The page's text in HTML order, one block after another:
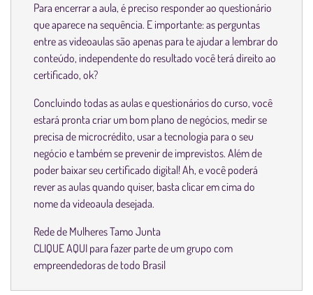
Para encerrar a aula, é preciso responder ao questionário
que aparece na sequência. E importante: as perguntas
entre as videoaulas são apenas para te ajudar a lembrar do
conteúdo, independente do resultado você terá direito ao
certificado, ok?
Concluindo todas as aulas e questionários do curso, você
estará pronta criar um bom plano de negócios, medir se
precisa de microcrédito, usar a tecnologia para o seu
negócio e também se prevenir de imprevistos. Além de
poder baixar seu certificado digital! Ah, e você poderá
rever as aulas quando quiser, basta clicar em cima do
nome da videoaula desejada.
Rede de Mulheres Tamo Junta
CLIQUE AQUI para fazer parte de um grupo com
empreendedoras de todo Brasil